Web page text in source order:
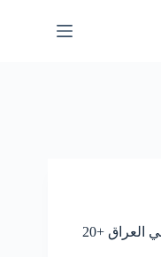
مشاهدة فيديو فضيحة علاء العجيلي في العراق +20